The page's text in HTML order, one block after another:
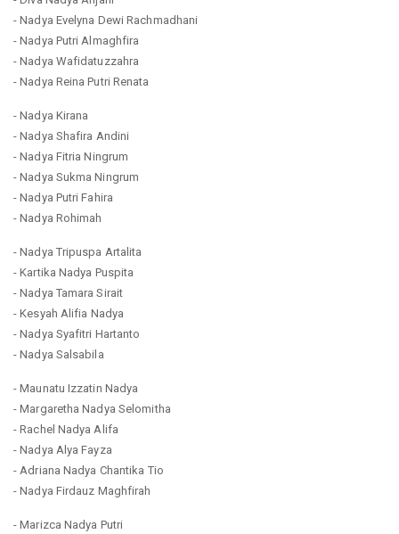
- Nadya Evelyna Dewi Rachmadhani
- Nadya Putri Almaghfira
- Nadya Wafidatuzzahra
- Nadya Reina Putri Renata
- Nadya Kirana
- Nadya Shafira Andini
- Nadya Fitria Ningrum
- Nadya Sukma Ningrum
- Nadya Putri Fahira
- Nadya Rohimah
- Nadya Tripuspa Artalita
- Kartika Nadya Puspita
- Nadya Tamara Sirait
- Kesyah Alifia Nadya
- Nadya Syafitri Hartanto
- Nadya Salsabila
- Maunatu Izzatin Nadya
- Margaretha Nadya Selomitha
- Rachel Nadya Alifa
- Nadya Alya Fayza
- Adriana Nadya Chantika Tio
- Nadya Firdauz Maghfirah
- Marizca Nadya Putri